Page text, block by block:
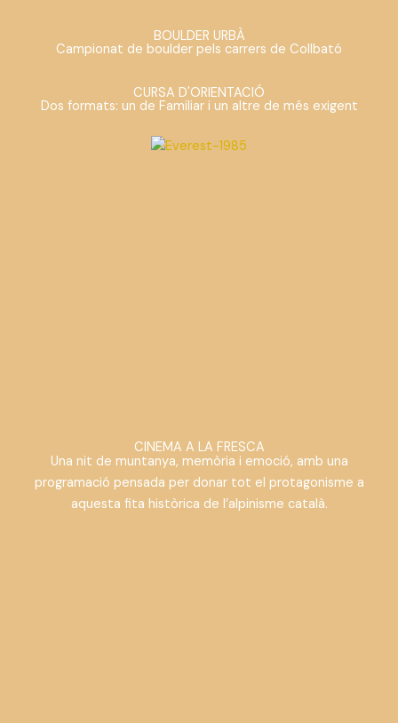
BOULDER URBÀ
Campionat de boulder pels carrers de Collbató
CURSA D'ORIENTACIÓ
Dos formats: un de Familiar i un altre de més exigent
CINEMA A LA FRESCA
Una nit de muntanya, memòria i emoció, amb una
programació pensada per donar tot el protagonisme a
aquesta fita històrica de l’alpinisme català.